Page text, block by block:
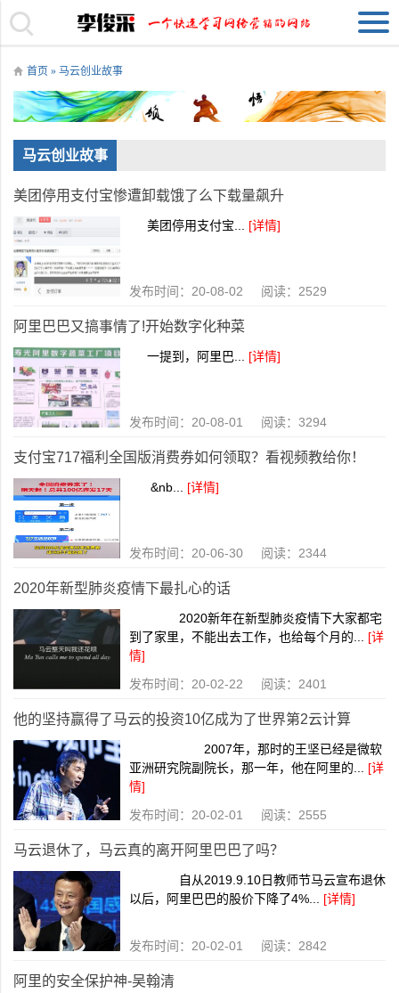
首页 » 马云创业故事
马云创业故事
美团停用支付宝惨遭卸载饿了么下载量飙升
美团停用支付宝... [详情]
发布时间：20-08-02 阅读：2529
阿里巴巴又搞事情了!开始数字化种菜
一提到，阿里巴... [详情]
发布时间：20-08-01 阅读：3294
支付宝717福利全国版消费券如何领取？看视频教给你！
&nb... [详情]
发布时间：20-06-30 阅读：2344
2020年新型肺炎疫情下最扎心的话
2020新年在新型肺炎疫情下大家都宅
到了家里，不能出去工作，也给每个月的... [详
情]
发布时间：20-02-22 阅读：2401
他的坚持赢得了马云的投资10亿成为了世界第2云计算
2007年，那时的王坚已经是微软
亚洲研究院副院长，那一年，他在阿里的... [详
情]
发布时间：20-02-01 阅读：2555
马云退休了，马云真的离开阿里巴巴了吗？
自从2019.9.10日教师节马云宣布退休
以后，阿里巴巴的股价下降了4%... [详情]
发布时间：20-02-01 阅读：2842
阿里的安全保护神-吴翰清